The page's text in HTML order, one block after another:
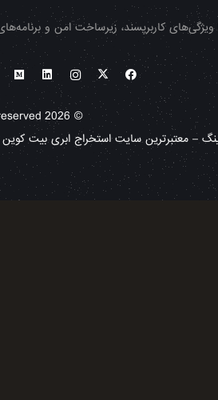
کاربرپسند، زیرساخت امن و
© All right reserved 2026
– معتبرترین سایت استخراج ابری بیت کوین